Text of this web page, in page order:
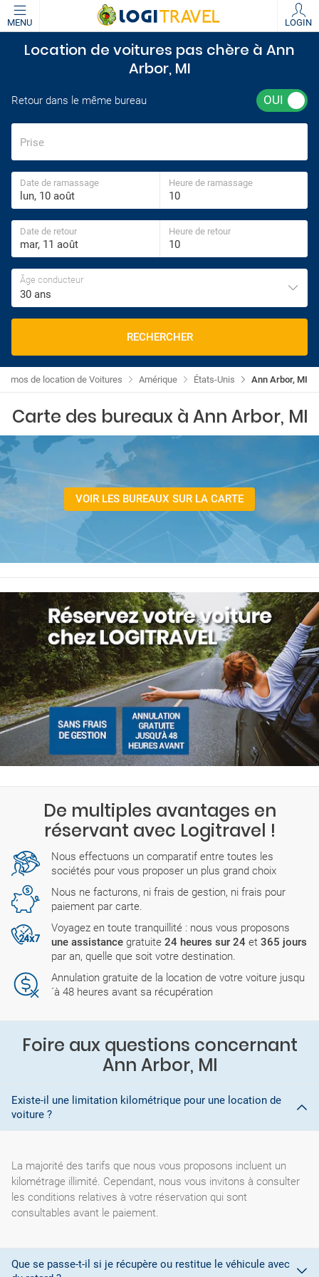
MENU LOGIN
Location de voitures pas chère à Ann
Arbor, MI
Retour dans le même bureau
Prise
Date de ramassage Heure de ramassage
Date de retour Heure de retour
Âge conducteur
30 ans
RECHERCHER
Ann Arbor, MI
États-Unis
Amérique
de location de Voitures
Carte des bureaux à Ann Arbor, MI
VOIR LES BUREAUX SUR LA CARTE
De multiples avantages en
réservant avec Logitravel !
Nous effectuons un comparatif entre toutes les
sociétés pour vous proposer un plus grand choix
Nous ne facturons, ni frais de gestion, ni frais pour
paiement par carte.
Voyagez en toute tranquillité : nous vous proposons
une assistance gratuite 24 heures sur 24 et 365 jours
par an, quelle que soit votre destination.
Annulation gratuite de la location de votre voiture jusqu
´à 48 heures avant sa récupération
Foire aux questions concernant
Ann Arbor, MI
Existe-il une limitation kilométrique pour une location de
voiture ?
La majorité des tarifs que nous vous proposons incluent un
kilométrage illimité. Cependant, nous vous invitons à consulter
les conditions relatives à votre réservation qui sont
consultables avant le paiement.
Que se passe-t-il si je récupère ou restitue le véhicule avec